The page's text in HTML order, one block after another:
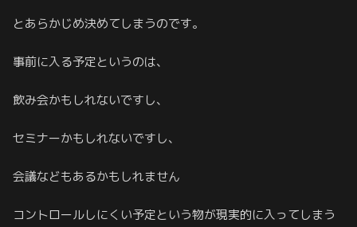
とあらかじめ決めてしまうのです。
事前に入る予定というのは、
飲み会かもしれないですし、
セミナーかもしれないですし、
会議などもあるかもしれません
コントロールしにくい予定という物が現実的に入ってしまう